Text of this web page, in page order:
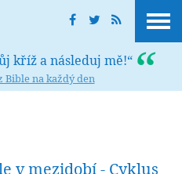
kříž a následuj mě!“
Bible na každý den
v mezidobí - Cyklus